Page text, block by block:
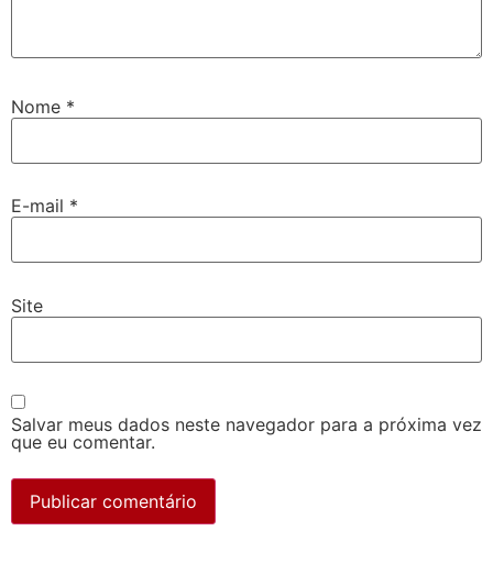
Nome *
E-mail *
Site
Salvar meus dados neste navegador para a próxima vez
que eu comentar.